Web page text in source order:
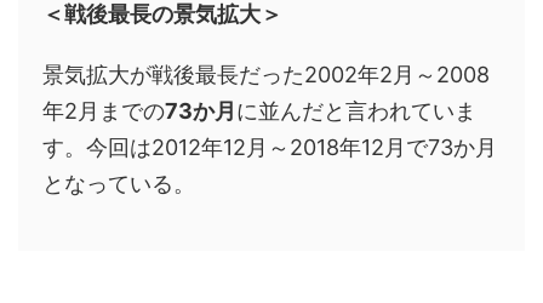
＜戦後最長の景気拡大＞
景気拡大が戦後最長だった2002年2月～2008
年2月までの73か月 に並んだと言われていま
す。今回は2012年12月～2018年12月で73か月
となっている。